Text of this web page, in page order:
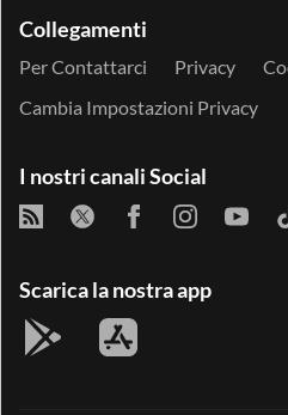
Collegamenti
Per Contattarci Privacy
Cambia Impostazioni Privacy
I nostri canali Social
Scarica la nostra app